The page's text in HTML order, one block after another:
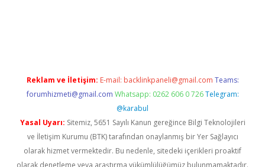
Reklam ve İletişim: E-mail: backlinkpaneli@gmail.com Teams:
forumhizmeti@gmail.com Whatsapp: 0262 606 0 726 Telegram:
@karabul
Yasal Uyarı: Sitemiz, 5651 Sayılı Kanun gereğince Bilgi Teknolojileri
ve İletişim Kurumu (BTK) tarafından onaylanmış bir Yer Sağlayıcı
olarak hizmet vermektedir. Bu nedenle, sitedeki içerikleri proaktif
olarak denetleme veya araştırma yükümlülüğümüz bulunmamaktadır.